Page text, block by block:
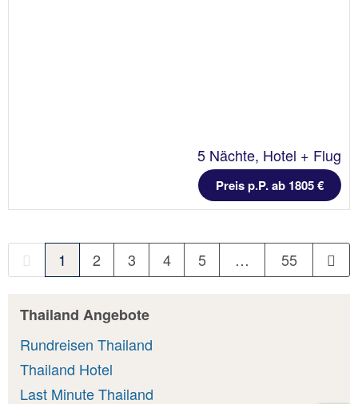
5 Nächte, Hotel + Flug
Preis p.P. ab 1805 €
1 2 3 4 5 … 55
Thailand Angebote
Rundreisen Thailand
Thailand Hotel
Last Minute Thailand